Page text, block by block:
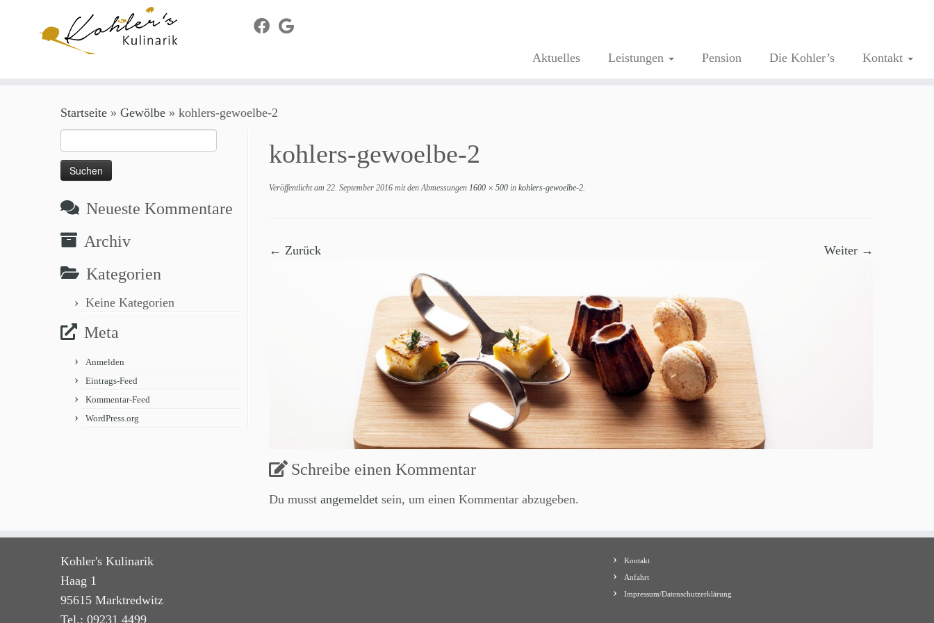
Aktuelles Leistungen Pension Die Kohler’s Kontakt
Startseite » Gewölbe » kohlers-gewoelbe-2
nach:
Neueste Kommentare
Archiv
Kategorien
Keine Kategorien
Meta
Anmelden
Eintrags-Feed
Kommentar-Feed
WordPress.org
kohlers-gewoelbe-2
Veröffentlicht am 22. September 2016 mit den Abmessungen 1600 × 500 in kohlers-gewoelbe-2.
← Zurück Weiter →
Schreibe einen Kommentar
Du musst angemeldet sein, um einen Kommentar abzugeben.
Kohler's Kulinarik
Haag 1
95615 Marktredwitz
Tel.: 09231 4499
Kontakt
Anfahrt
Impressum/Datenschutzerklärung